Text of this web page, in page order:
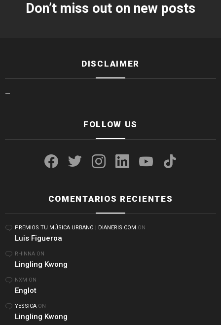
Don’t miss out on new posts
DISCLAIMER
—
FOLLOW US
COMENTARIOS RECIENTES
PREMIOS TU MÚSICA URBANO | DIANERIS.COM ON
Luis Figueroa
RHINNA ON
Lingling Kwong
NXM ON
Englot
YESSICA ON
Lingling Kwong